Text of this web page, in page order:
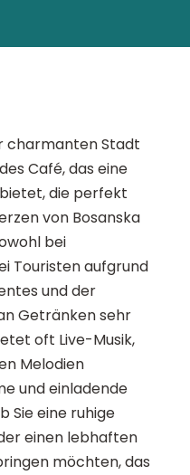
charmanten Stadt
Café, das eine
die perfekt
von Bosanska
bei
Touristen aufgrund
und der
Getränken sehr
oft Live-Musik,
Melodien
und einladende
Sie eine ruhige
einen lebhaften
möchten, das